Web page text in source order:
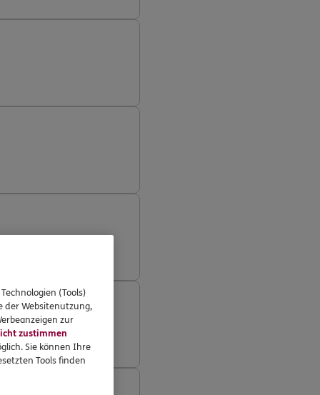
(Tools)
der Websitenutzung,
zur
zustimmen
Sie können Ihre
Tools finden